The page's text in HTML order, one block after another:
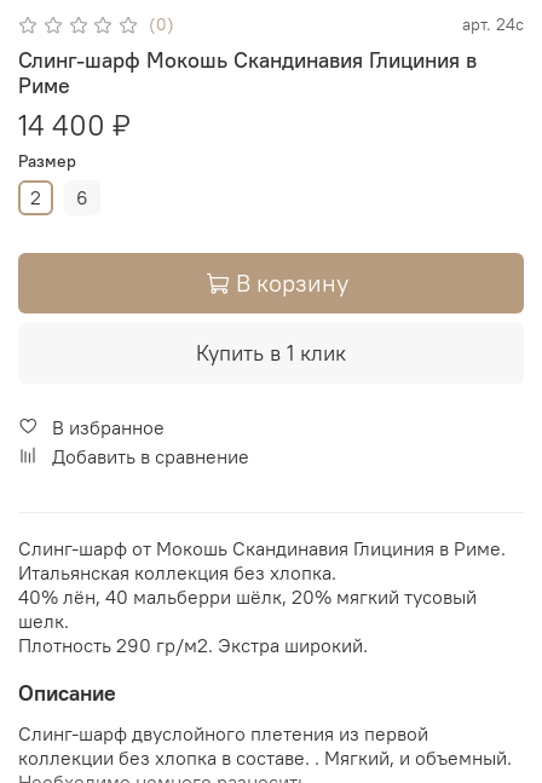
(0) арт. 24с
Слинг-шарф Мокошь Скандинавия Глициния в
Риме
14 400 ₽
Размер
2 6
В корзину
Купить в 1 клик
В избранное
Добавить в сравнение
Слинг-шарф от Мокошь Скандинавия Глициния в Риме.
Итальянская коллекция без хлопка.
40% лён, 40 мальберри шёлк, 20% мягкий тусовый
шелк.
Плотность 290 гр/м2. Экстра широкий.
Описание
Слинг-шарф двуслойного плетения из первой
коллекции без хлопка в составе. . Мягкий, и объемный.